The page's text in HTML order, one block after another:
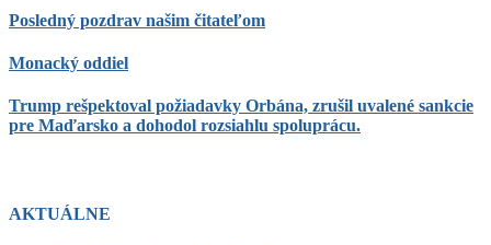
Posledný pozdrav našim čitateľom
Monacký oddiel
Trump rešpektoval požiadavky Orbána, zrušil uvalené sankcie
pre Maďarsko a dohodol rozsiahlu spoluprácu.
AKTUÁLNE